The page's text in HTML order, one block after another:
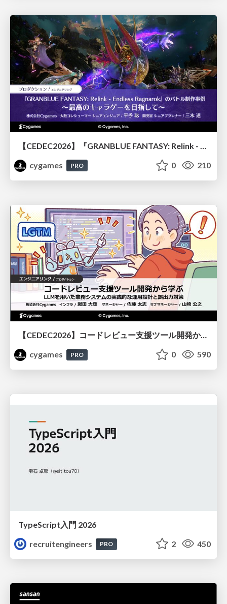
cygames
PRO 0 210
【CEDEC2026】コードレビュー支援ツール開発から学ぶ：LLMを用いた業務システムの実践的な運用設計と誤出力対策
cygames
PRO 0 590
TypeScript入門 2026
recruitengineers
PRO 2 450